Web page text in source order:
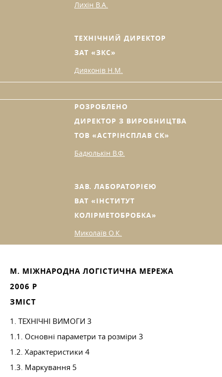
Лихін В.А.
ТЕХНІЧНИЙ ДИРЕКТОР
ЗАТ «ЗКС»
Дияконів Н.М.
РОЗРОБЛЕНО
ДИРЕКТОР З ВИРОБНИЦТВА
ТОВ «АСТРІНСПЛАВ СК»
Бадюлькін В.Ф.
ЗАВ. ЛАБОРАТОРІЄЮ
ВАТ «ІНСТИТУТ
КОЛІРМЕТОБРОБКА»
Миколаїв О.К.
М. МІЖНАРОДНА ЛОГІСТИЧНА МЕРЕЖА
2006 Р
ЗМІСТ
1. ТЕХНІЧНІ ВИМОГИ 3
1.1. Основні параметри та розміри 3
1.2. Характеристики 4
1.3. Маркування 5